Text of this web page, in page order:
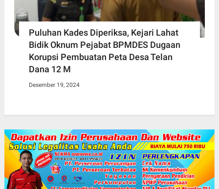
Puluhan Kades Diperiksa, Kejari Lahat
Bidik Oknum Pejabat BPMDES Dugaan
Korupsi Pembuatan Peta Desa Telan
Dana 12 M
Desember 19, 2024